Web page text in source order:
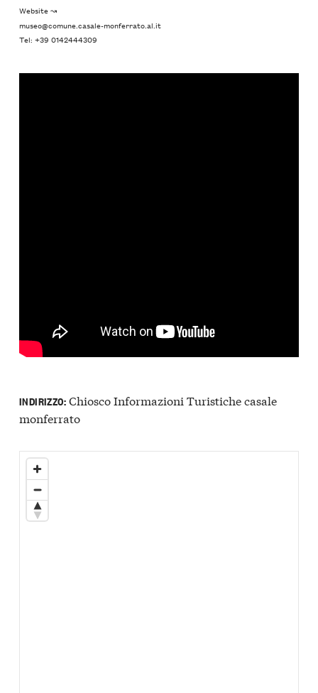
Website ↝
museo@comune.casale-monferrato.al.it
Tel: +39 0142444309
INDIRIZZO:Chiosco Informazioni Turistiche casale
monferrato